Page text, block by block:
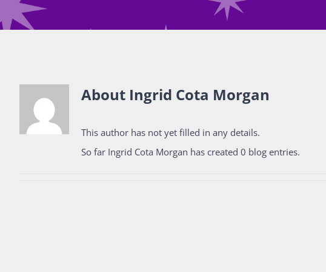
About Ingrid Cota Morgan
This author has not yet filled in any details.
So far Ingrid Cota Morgan has created 0 blog entries.